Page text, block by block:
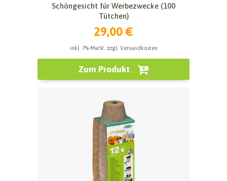
Schöngesicht für Werbezwecke (100
Tütchen)
29,00 €
inkl. 7% MwSt. zzgl. Versandkosten
Zum Produkt